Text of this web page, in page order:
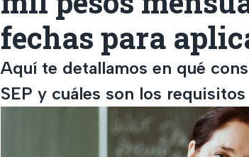
fechas para
Aquí te detallamos en qué
SEP y cuáles son los